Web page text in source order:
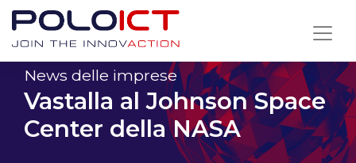
Skip
contentNews delle imprese
Vastalla al Johnson Space
Center della NASA